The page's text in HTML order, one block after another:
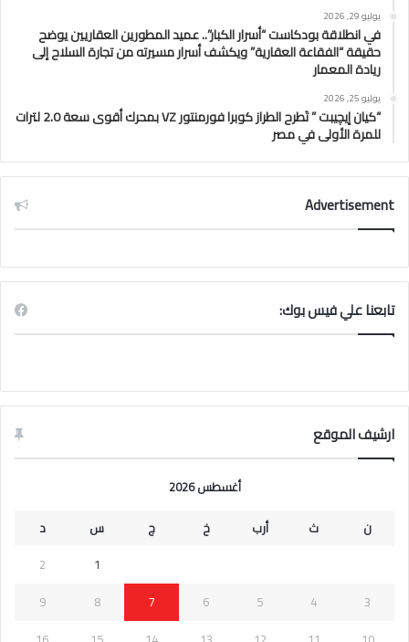
يوليو 29, 2026
في انطلاقة بودكاست “أسرار الكبار”.. عميد المطورين العقاريين يوضح
حقيقة “الفقاعة العقارية” ويكشف أسرار مسيرته من تجارة السلاح إلى
ريادة المعمار
يوليو 25, 2026
“كيان إيچيبت ” تَطرح الطراز كوبرا فورمنتور VZ بمحرك أقوى سعة 2.0 لترات
للمرة الأولى في مصر
Advertisement
تابعنا علي فيس بوك:
ارشيف الموقع
أغسطس 2026
ن
ث أرب خ ج س
د
1
2
3
4
5
6
7
8
9